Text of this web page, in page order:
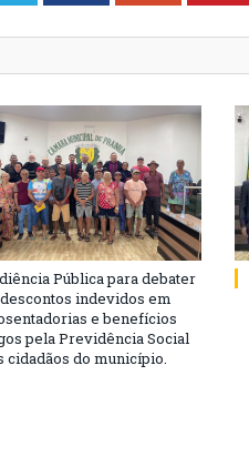
Pública para debater
indevidos em
e benefícios
pela Previdência Social
cidadãos do município.